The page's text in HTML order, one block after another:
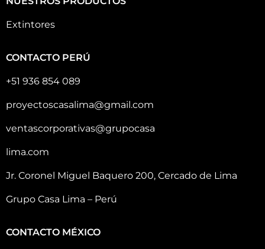
Extintores
CONTACTO PERÚ
+51 936 854 089
proyectoscasalima@gmail.com
ventascorporativas@grupocasa
lima.com
Jr. Coronel Miguel Baquero 200, Cercado de Lima
Grupo Casa Lima – Perú
CONTACTO MÉXICO